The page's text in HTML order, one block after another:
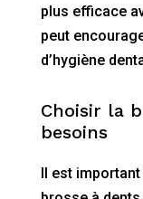
plus efficace
peut
d’hygiène
Choisir la
besoins
Il est